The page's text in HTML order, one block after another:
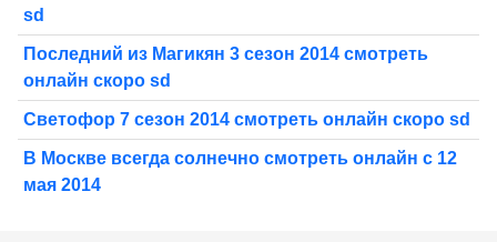
sd
Последний из Магикян 3 сезон 2014 смотреть
онлайн скоро sd
Светофор 7 сезон 2014 смотреть онлайн скоро sd
В Москве всегда солнечно смотреть онлайн с 12
мая 2014